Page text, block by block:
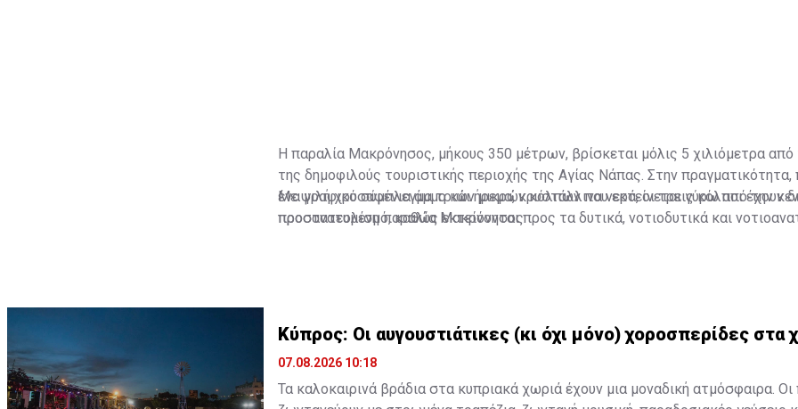
Η παραλία Μακρόνησος, μήκους 350 μέτρων, βρίσκεται μόλις 5 χιλιόμετρα από
της δημοφιλούς τουριστικής περιοχής της Αγίας Νάπας. Στην πραγματικότητα,
ένα γραφικό σύμπλεγμα τριών μικρών κόλπων που εκτείνεται γύρω από την
προστατευμένη παραλία Μακρόνησος.
Με ψιλή χρυσαφένια άμμο και ήρεμα, κρυστάλλινα νερά, οι τρεις κόλποι έχουν
προσανατολισμό, καθώς εκτείνονται προς τα δυτικά, νοτιοδυτικά και
Κύπρος: Οι αυγουστιάτικες (κι όχι μόνο) χοροσπερίδες στα
07.08.2026 10:18
Τα καλοκαιρινά βράδια στα κυπριακά χωριά έχουν μια μοναδική ατμόσφαιρα. Οι